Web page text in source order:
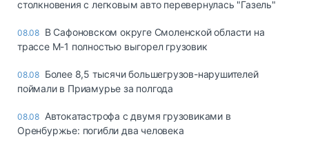
столкновения с легковым авто перевернулась "Газель"
08.08 В Сафоновском округе Смоленской области на
трассе М-1 полностью выгорел грузовик
08.08 Более 8,5 тысячи большегрузов-нарушителей
поймали в Приамурье за полгода
08.08 Автокатастрофа с двумя грузовиками в
Оренбуржье: погибли два человека